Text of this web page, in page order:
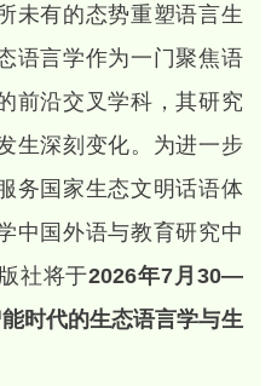
未有的态势重塑语言生
语言学作为一门聚焦语
前沿交叉学科，其研究
生深刻变化。为进一步
务国家生态文明话语体
中国外语与教育研究中
社将于2026年7月30—
时代的生态语言学与生